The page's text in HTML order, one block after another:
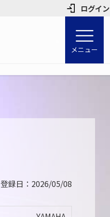
ログイン
メニュー
登録日：2026/05/08